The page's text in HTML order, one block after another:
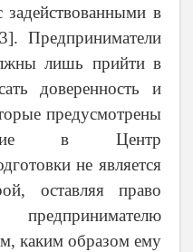
задействованными в
Предприниматели
лишь прийти в
доверенность и
предусмотрены
в Центр
не является
оставляя право
каким образом ему